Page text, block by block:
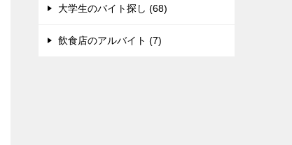
大学生のバイト探し (68)
飲食店のアルバイト (7)